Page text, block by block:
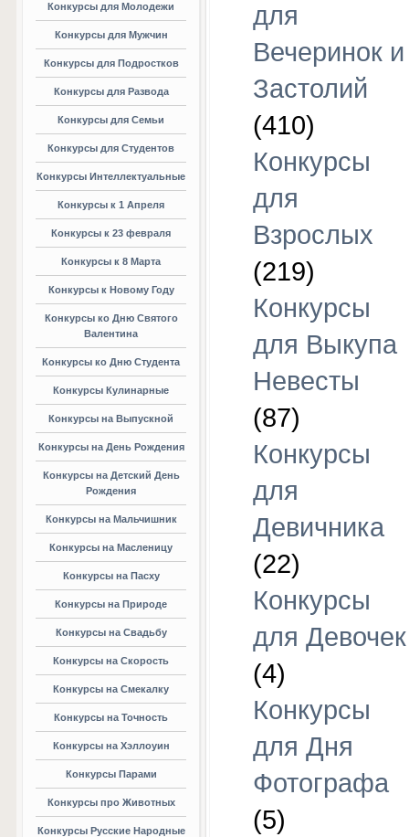
Конкурсы для Молодежи
Конкурсы для Мужчин
Конкурсы для Подростков
Конкурсы для Развода
Конкурсы для Семьи
Конкурсы для Студентов
Конкурсы Интеллектуальные
Конкурсы к 1 Апреля
Конкурсы к 23 февраля
Конкурсы к 8 Марта
Конкурсы к Новому Году
Конкурсы ко Дню Святого
Валентина
Конкурсы ко Дню Студента
Конкурсы Кулинарные
Конкурсы на Выпускной
Конкурсы на День Рождения
Конкурсы на Детский День
Рождения
Конкурсы на Мальчишник
Конкурсы на Масленицу
Конкурсы на Пасху
Конкурсы на Природе
Конкурсы на Свадьбу
Конкурсы на Скорость
Конкурсы на Смекалку
Конкурсы на Точность
Конкурсы на Хэллоуин
Конкурсы Парами
Конкурсы про Животных
Конкурсы Русские Народные
для
Вечеринок и
Застолий
(410)
Конкурсы
для
Взрослых
(219)
Конкурсы
для Выкупа
Невесты
(87)
Конкурсы
для
Девичника
(22)
Конкурсы
для Девочек
(4)
Конкурсы
для Дня
Фотографа
(5)